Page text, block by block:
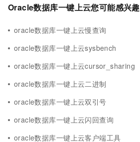
Oracle数据库一键上云您可能感兴趣
oracle数据库一键上云慢查询
oracle数据库一键上云sysbench
oracle数据库一键上云cursor_sharing
oracle数据库一键上云二进制
oracle数据库一键上云双引号
oracle数据库一键上云闪回查询
oracle数据库一键上云客户端工具